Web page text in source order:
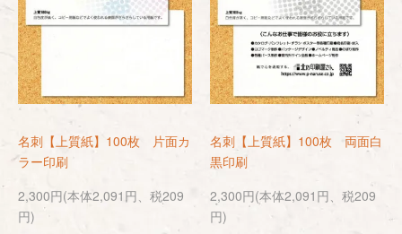
名刺【上質紙】100枚 片面カ
ラー印刷
2,300円(本体2,091円、税209
円)
名刺【上質紙】100枚 両面白
黒印刷
2,300円(本体2,091円、税209
円)